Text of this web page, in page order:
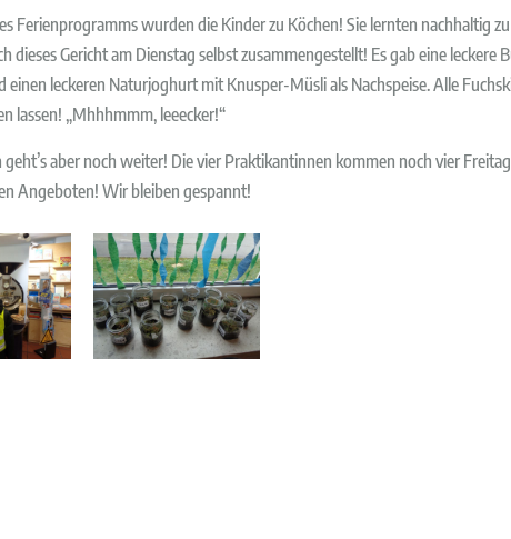
Ferienprogramms wurden die Kinder zu Köchen! Sie lernten nachhaltig
dieses Gericht am Dienstag selbst zusammengestellt! Es gab eine leckere
einen leckeren Naturjoghurt mit Knusper-Müsli als Nachspeise. Alle
lassen! „Mhhhmmm, leeecker!“
geht’s aber noch weiter! Die vier Praktikantinnen kommen noch vier
Angeboten! Wir bleiben gespannt!